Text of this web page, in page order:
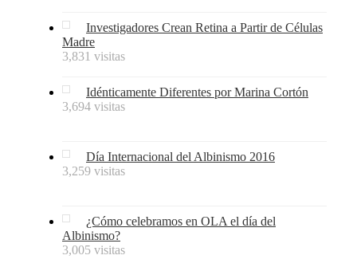
Investigadores Crean Retina a Partir de Células
Madre
3,831 visitas
Idénticamente Diferentes por Marina Cortón
3,694 visitas
Día Internacional del Albinismo 2016
3,259 visitas
¿Cómo celebramos en OLA el día del
Albinismo?
3,005 visitas